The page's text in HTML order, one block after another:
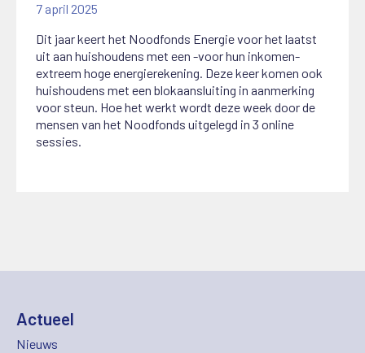
7 april 2025
Dit jaar keert het Noodfonds Energie voor het laatst
uit aan huishoudens met een -voor hun inkomen-
extreem hoge energierekening. Deze keer komen ook
huishoudens met een blokaansluiting in aanmerking
voor steun. Hoe het werkt wordt deze week door de
mensen van het Noodfonds uitgelegd in 3 online
sessies.
Actueel
Nieuws